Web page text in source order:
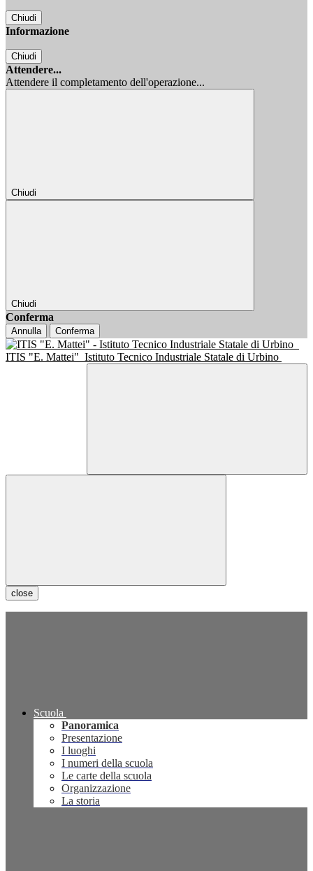
Chiudi
Informazione
Chiudi
Attendere...
Attendere il completamento dell'operazione...
Chiudi
Chiudi
Conferma
Annulla Conferma
ITIS "E. Mattei" Istituto Tecnico Industriale Statale di Urbino
close
Scuola
Panoramica
Presentazione
I luoghi
I numeri della scuola
Le carte della scuola
Organizzazione
La storia